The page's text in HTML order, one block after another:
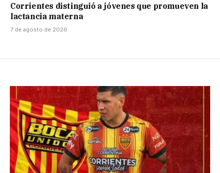
Corrientes distinguió a jóvenes que promueven la
lactancia materna
7 de agosto de 2026